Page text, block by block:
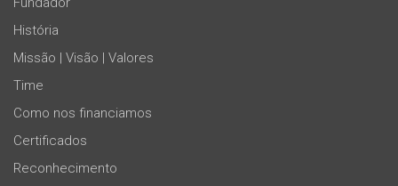
História
Missão | Visão | Valores
Time
Como nos financiamos
Certificados
Reconhecimento